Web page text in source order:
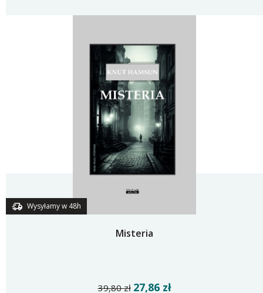
Wysyłamy w 48h
Misteria
39,80 zł 27,86 zł